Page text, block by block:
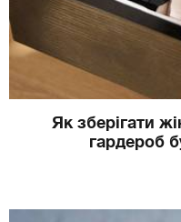
Як зберігати
гардероб